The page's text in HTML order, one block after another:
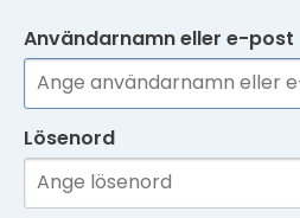
Användarnamn eller e-post
Lösenord